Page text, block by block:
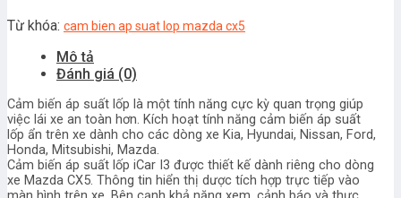
THEO
MAZDA
CX5
-
2021
số
lượng
Từ khóa: cam bien ap suat lop mazda cx5
Mô tả
Đánh giá (0)
Cảm biến áp suất lốp là một tính năng cực kỳ quan trọng giúp
việc lái xe an toàn hơn. Kích hoạt tính năng cảm biến áp suất
lốp ẩn trên xe dành cho các dòng xe Kia, Hyundai, Nissan, Ford,
Honda, Mitsubishi, Mazda.
Cảm biến áp suất lốp iCar I3 được thiết kế dành riêng cho dòng
xe Mazda CX5. Thông tin hiển thị dược tích hợp trực tiếp vào